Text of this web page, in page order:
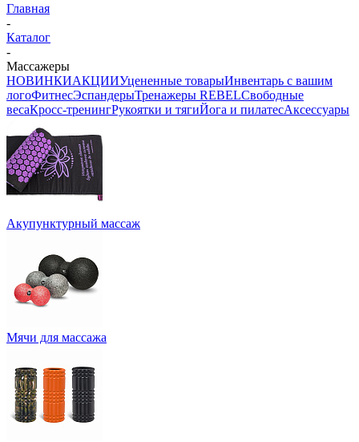
Главная
-
Каталог
-
Массажеры
НОВИНКИАКЦИИУцененные товарыИнвентарь с вашим
логоФитнесЭспандерыТренажеры REBELСвободные
весаКросс-тренингРукоятки и тягиЙога и пилатесАксессуары
Акупунктурный массаж
Мячи для массажа